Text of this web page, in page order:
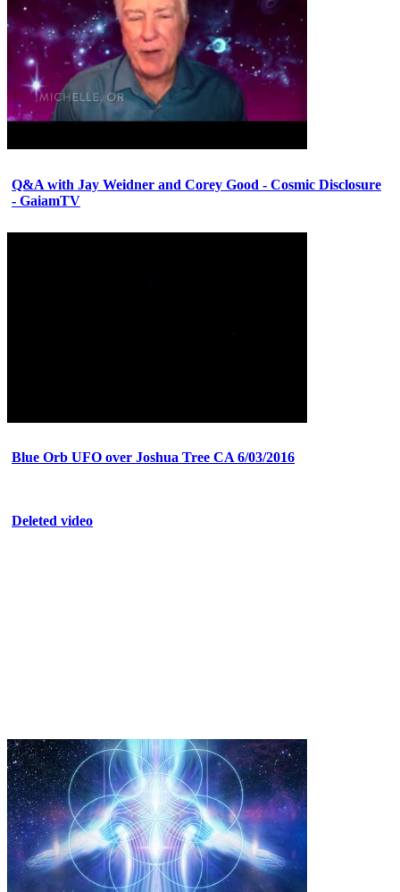
Q&A with Jay Weidner and Corey Good - Cosmic Disclosure
- GaiamTV
Blue Orb UFO over Joshua Tree CA 6/03/2016
Deleted video